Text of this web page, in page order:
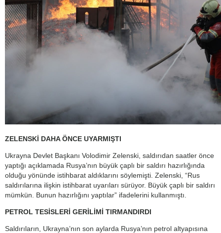
ZELENSKİ DAHA ÖNCE UYARMIŞTI
Ukrayna Devlet Başkanı Volodimir Zelenski, saldırıdan saatler önce
yaptığı açıklamada Rusya’nın büyük çaplı bir saldırı hazırlığında
olduğu yönünde istihbarat aldıklarını söylemişti. Zelenski, “Rus
saldırılarına ilişkin istihbarat uyarıları sürüyor. Büyük çaplı bir saldırı
mümkün. Bunun hazırlığını yaptılar” ifadelerini kullanmıştı.
PETROL TESİSLERİ GERİLİMİ TIRMANDIRDI
Saldırıların, Ukrayna’nın son aylarda Rusya’nın petrol altyapısına